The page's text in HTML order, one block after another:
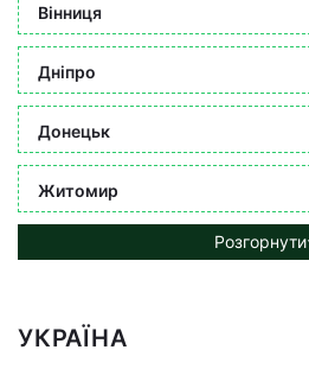
Вінниця
Дніпро
Донецьк
Житомир
Розгорнути
УКРАЇНА